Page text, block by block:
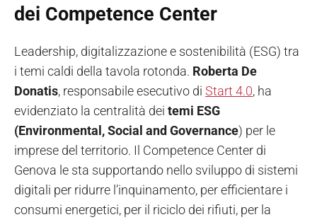
dei Competence Center
Leadership, digitalizzazione e sostenibilità (ESG) tra
i temi caldi della tavola rotonda. Roberta De
Donatis, responsabile esecutivo di Start 4.0, ha
evidenziato la centralità dei temi ESG
(Environmental, Social and Governance) per le
imprese del territorio. Il Competence Center di
Genova le sta supportando nello sviluppo di sistemi
digitali per ridurre l’inquinamento, per efficientare i
consumi energetici, per il riciclo dei rifiuti, per la